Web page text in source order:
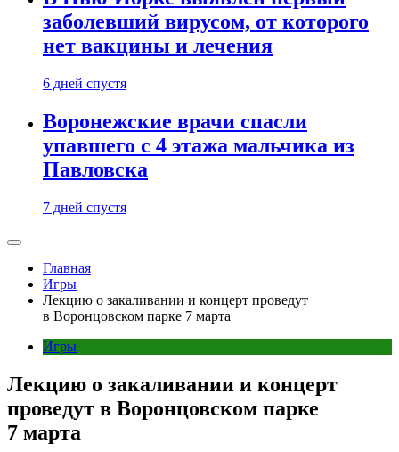
заболевший вирусом, от которого
нет вакцины и лечения
6 дней спустя
Воронежские врачи спасли
упавшего с 4 этажа мальчика из
Павловска
7 дней спустя
Главная
Игры
Лекцию о закаливании и концерт проведут
в Воронцовском парке 7 марта
Игры
Лекцию о закаливании и концерт
проведут в Воронцовском парке
7 марта